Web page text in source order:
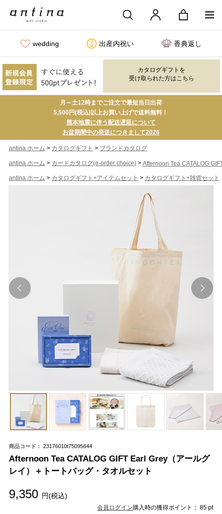
wedding 出産内祝い 香典返し
カタログギフトを
受け取られた方はこちら
月～土12時までご注文で最短当日出荷
5,500円(税込)以上お買い上げで送料無料！
熊本地震に伴う配送遅延について
お盆期間中の発送につきまして2026
antina ホーム > カタログギフト > ブランドカタログ
antina ホーム > カードカタログ(e-order choice)> Afternoon Tea CATALOG
antina ホーム > カタログギフト+アイテムセット > カタログギフト+雑貨セット
商品コード： 23176010t75095644
Afternoon Tea CATALOG GIFT Earl Grey（アールグ
レイ）＋トートバッグ・タオルセット
9,350 円(税込)
会員ログイン購入時の獲得ポイント： 85 pt